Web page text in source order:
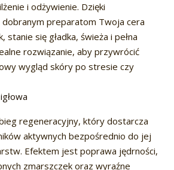
i odżywienie. Dzięki
dobranym preparatom Twoja cera
stanie się gładka, świeża i pełna
rozwiązanie, aby przywrócić
wygląd skóry po stresie czy
regeneracyjny, który dostarcza
aktywnych bezpośrednio do jej
Efektem jest poprawa jędrności,
zmarszczek oraz wyraźne